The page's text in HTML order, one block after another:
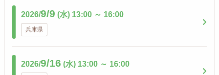
2026/9/9 (水) 13:00 ～ 16:00
兵庫県
2026/9/16 (水) 13:00 ～ 16:00